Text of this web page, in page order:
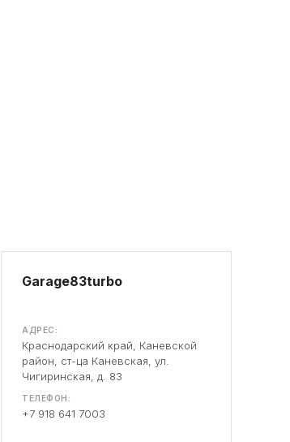
Garage83turbo
АДРЕС:
Краснодарский край, Каневской
район, ст-ца Каневская, ул.
Чигиринская, д. 83
ТЕЛЕФОН:
+7 918 641 7003